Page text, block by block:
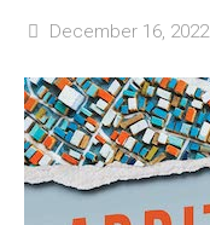
December 16, 2022